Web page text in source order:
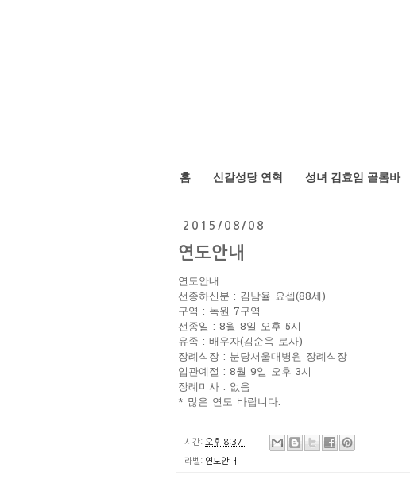
홈 신갈성당 연혁 성녀 김효임 골롬바
2015/08/08
연도안내
연도안내
선종하신분 : 김남율 요셉(88세)
구역 : 녹원 7구역
선종일 : 8월 8일 오후 5시
유족 : 배우자(김순옥 로사)
장례식장 : 분당서울대병원 장례식장
입관예절 : 8월 9일 오후 3시
장례미사 : 없음
* 많은 연도 바랍니다.
시간: 오후 8:37
라벨: 연도안내